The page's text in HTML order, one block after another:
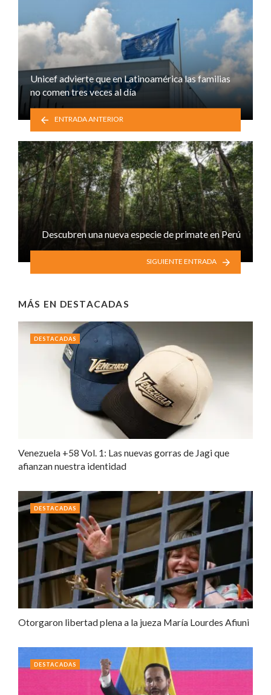
Unicef advierte que en Latinoamérica las familias
no comen tres veces al día
ENTRADA ANTERIOR
Descubren una nueva especie de primate en Perú
SIGUIENTE ENTRADA
MÁS EN DESTACADAS
Venezuela +58 Vol. 1: Las nuevas gorras de Jagi que
afianzan nuestra identidad
DESTACADAS
Otorgaron libertad plena a la jueza María Lourdes Afiuni
DESTACADAS
DESTACADAS